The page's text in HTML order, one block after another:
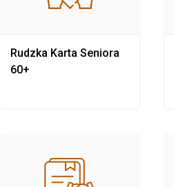
Rudzka Karta Seniora
60+